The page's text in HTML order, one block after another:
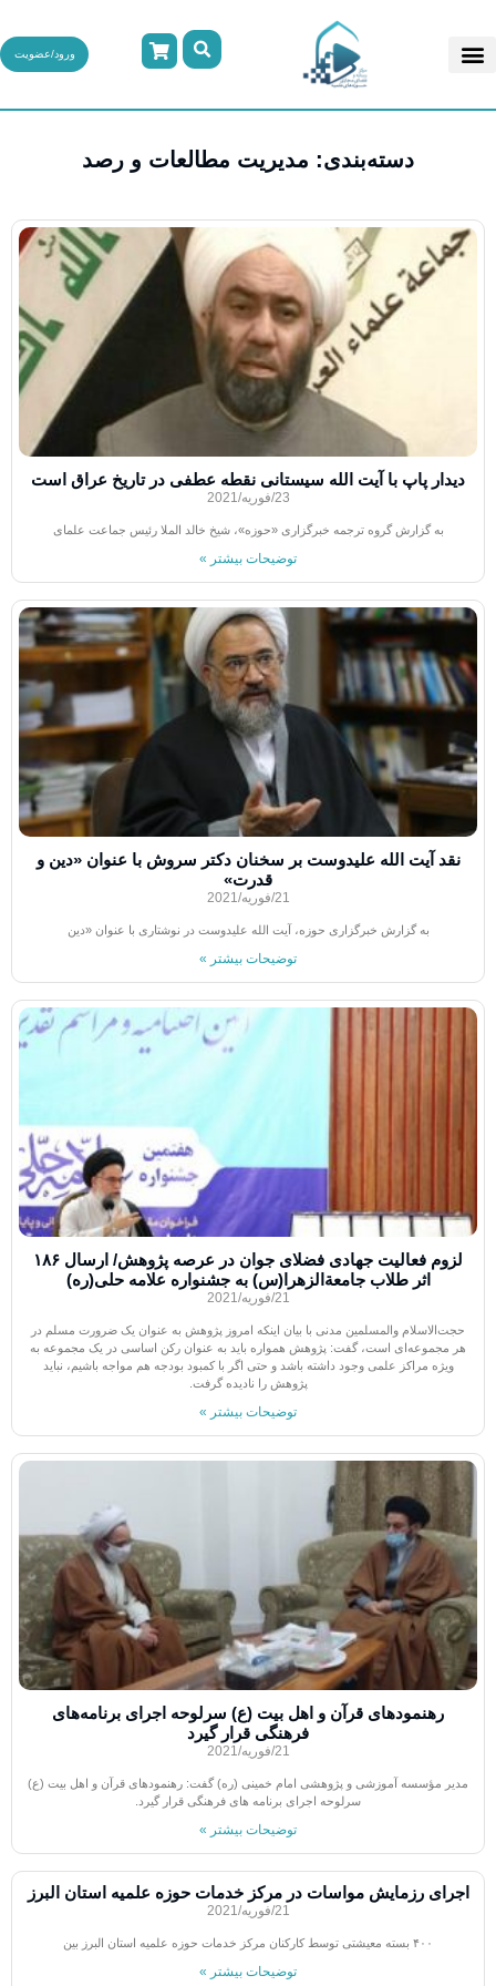
ورود/عضویت
دسته‌بندی: مدیریت مطالعات و رصد
دیدار پاپ با آیت الله سیستانی نقطه عطفی در تاریخ عراق است
23/فوریه/2021
به گزارش گروه ترجمه خبرگزاری «حوزه»، شیخ خالد الملا رئیس جماعت علمای
توضیحات بیشتر »
نقد آیت الله علیدوست بر سخنان دکتر سروش با عنوان «دین و
قدرت»
21/فوریه/2021
به گزارش خبرگزاری حوزه، آیت الله علیدوست در نوشتاری با عنوان «دین
توضیحات بیشتر »
لزوم فعالیت جهادی فضلای جوان در عرصه پژوهش/ ارسال ۱۸۶
اثر طلاب جامعة‌الزهرا(س) به جشنواره علامه حلی(ره)
21/فوریه/2021
حجت‌الاسلام والمسلمین مدنی با بیان اینکه امروز پژوهش به عنوان یک ضرورت مسلم در
هر مجموعه‌ای است، گفت: پژوهش همواره باید به عنوان رکن اساسی در یک مجموعه به
ویژه مراکز علمی وجود داشته باشد و حتی اگر با کمبود بودجه هم مواجه باشیم، نباید
پژوهش را نادیده گرفت.
توضیحات بیشتر »
رهنمودهای قرآن و اهل بیت (ع) سرلوحه اجرای برنامه‌های
فرهنگی قرار گیرد
21/فوریه/2021
مدیر مؤسسه آموزشی و پژوهشی امام خمینی (ره) گفت: رهنمودهای قرآن و اهل بیت (ع)
سرلوحه اجرای برنامه های فرهنگی قرار گیرد.
توضیحات بیشتر »
اجرای رزمایش مواسات در مرکز خدمات حوزه علمیه استان البرز
21/فوریه/2021
۴۰۰ بسته معیشتی توسط کارکنان مرکز خدمات حوزه علمیه استان البرز بین
توضیحات بیشتر »